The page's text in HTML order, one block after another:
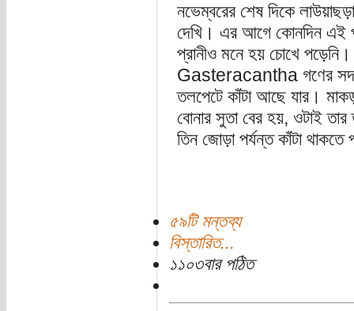
নভেম্বরের শেষ দিকে
দেখি। এর আগে কোনদিন এই
প্রানীও মনে হয় চোখে
Gasteracantha গণের
তলপেটে কাঁটা আছে যার।
বোনার সুতা বের হয়, ওটাই
তিন জোড়া পর্যন্ত কাঁটা থাকতে
৫৯টি মন্তব্য
বিস্তারিত...
১১০৩বার পঠিত